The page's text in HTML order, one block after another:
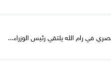
في رام الله يلتقي رئيس الوزراء...